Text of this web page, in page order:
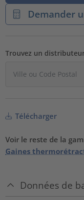
Demander
Trouvez un
Télécharger
Voir le reste de la
Gaines
Données de